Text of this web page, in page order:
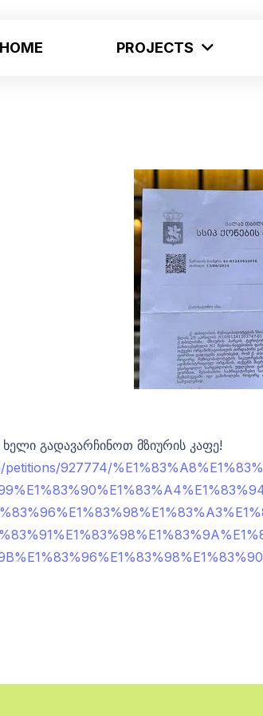
HOME PROJECTS
ხელი გადავარჩინოთ მზიურის კაფე!
927774/